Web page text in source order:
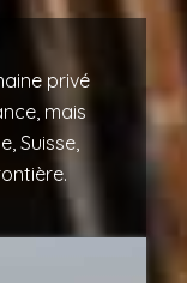
privé
mais
Suisse,